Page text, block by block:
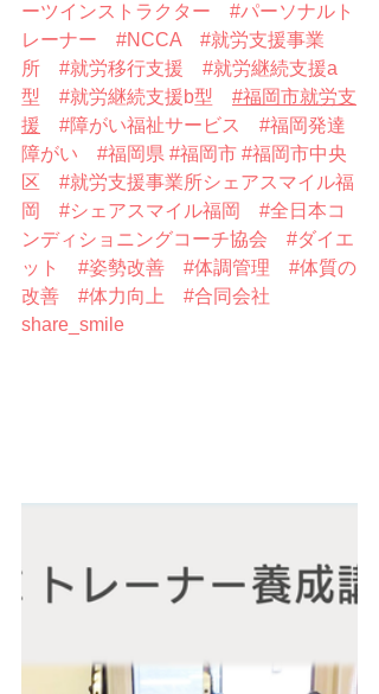
ーツインストラクター
#パーソナルト
レーナー
#NCCA
#就労支援事業
所
#就労移行支援
#就労継続支援a
型
#就労継続支援b型
#福岡市就労支
援
#障がい福祉サービス
#福岡発達
障がい
#福岡県 #福岡市 #福岡市中央
区
#就労支援事業所シェアスマイル福
岡
#シェアスマイル福岡
#全日本コ
ンディショニングコーチ協会
#ダイエ
ット
#姿勢改善 #体調管理
#体質の
改善
#体力向上
#合同会社
share_smile